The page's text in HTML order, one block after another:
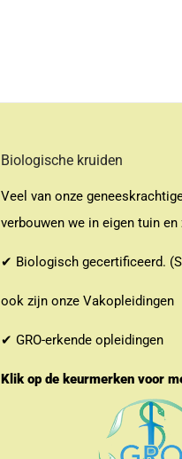
Biologische kruiden
Veel van onze
verbouwen we in eigen tuin en
✔ Biologisch gecertificeerd.
ook zijn onze Vakopleidingen
✔ GRO-erkende opleidingen
Klik op de keurmerken voor